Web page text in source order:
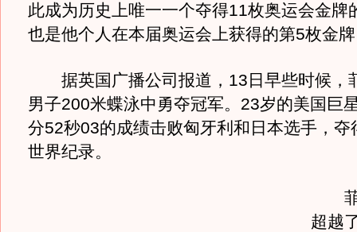
此成为历史上唯一一个夺得11枚奥运会金牌
也是他个人在本届奥运会上获得的第5枚金
据英国广播公司报道，13日早些时候，
男子200米蝶泳中勇夺冠军。23岁的美国巨
分52秒03的成绩击败匈牙利和日本选手，夺
世界纪录。
菲
超越